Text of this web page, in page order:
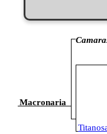
Macronaria